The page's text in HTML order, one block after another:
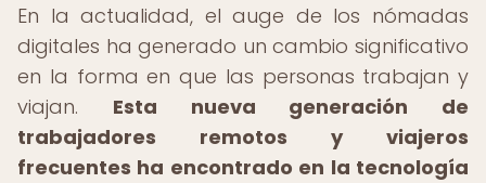
En la actualidad, el auge de los nómadas
digitales ha generado un cambio significativo
en la forma en que las personas trabajan y
viajan. Esta nueva generación de
trabajadores remotos y viajeros
frecuentes ha encontrado en la tecnología